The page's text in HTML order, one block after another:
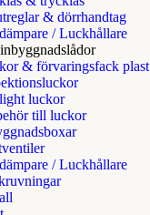
& dörrhandtag
/ Luckhållare
& förvaringsfack plast
luckor
till luckor
/ Luckhållare